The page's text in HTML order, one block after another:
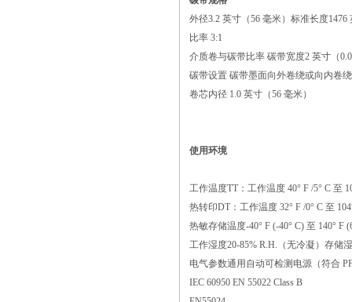
外径3.2 英寸（56 毫米）标准长度
比率 3:1
介质卷与碳带比率 碳带宽度2 英寸（
碳带设置 碳带墨面向外卷绕或向内卷
卷芯内径 1.0 英寸（56 毫米）
使用环境
工作温度TT：工作温度 40° F /5° C 至
热转印DT：工作温度 32° F /0° C 至
热敏存储温度-40° F (-40° C) 至 140° F
工作湿度20-85% R.H.（无冷凝）存储
电气参数通用自动可检测电源（符合
IEC 60950 EN 55022 Class B